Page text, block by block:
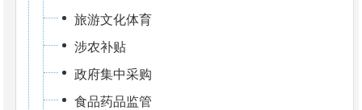
旅游文化体育
涉农补贴
政府集中采购
食品药品监管